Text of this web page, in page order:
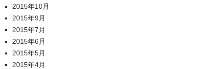
2015年10月
2015年9月
2015年7月
2015年6月
2015年5月
2015年4月